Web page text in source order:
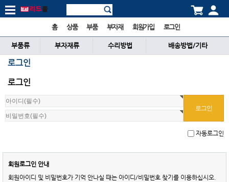
홈 상품 부품 부자재 회원가입 로그인
부품류 부자재류 수리방법 배송방법/기타
로그인
로그인
자동로그인
회원로그인 안내
회원아이디 및 비밀번호가 기억 안나실 때는 아이디/비밀번호 찾기를 이용하십시오.